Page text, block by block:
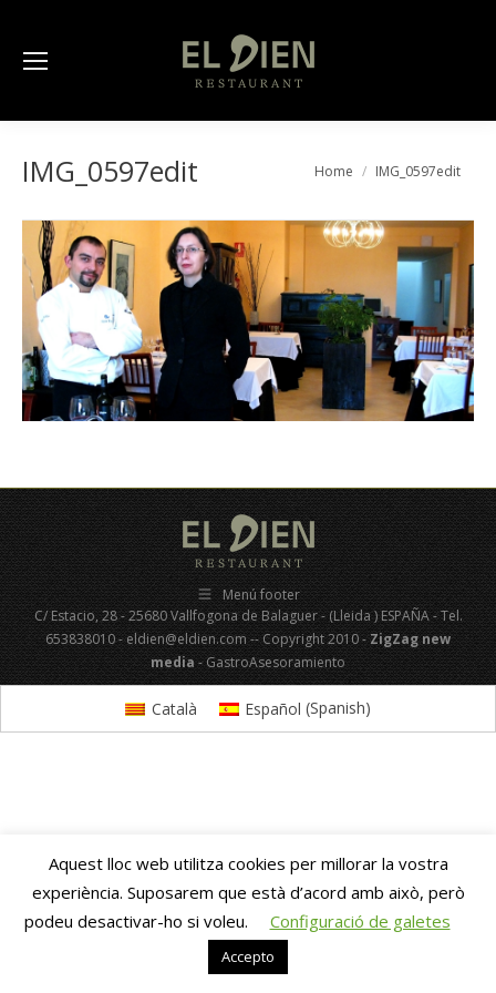
IMG_0597edit You are here:
Home IMG_0597edit
Menú footer
C/ Estacio, 28 - 25680 Vallfogona de Balaguer - (Lleida ) ESPAÑA - Tel.
653838010 - eldien@eldien.com -- Copyright 2010 -ZigZag new
media- GastroAsesoramiento
Aquest lloc web utilitza cookies per millorar la vostra
experiència. Suposarem que està d’acord amb això, però
podeu desactivar-ho si voleu.
Configuració de galetes
Accepto
Català Español (Spanish)